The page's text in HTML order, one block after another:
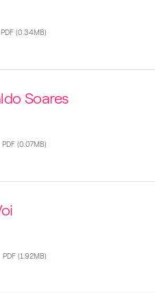
PDF (0.34MB)
Soares
PDF (0.07MB)
PDF (1.92MB)